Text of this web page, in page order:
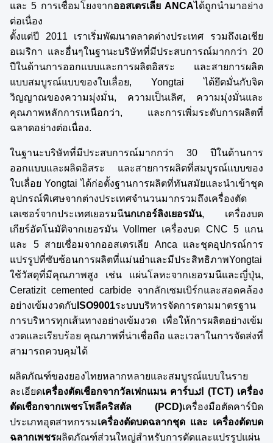
และ 5 การเชื่อมโยงจากออสเตรเลีย ANCAได้ถูกนํามาอย่าง
ต่อเนื่อง
ตั้งแต่ปี 2011 เราเริ่มพัฒนาตลาดต่างประเทศ รวมถึงเอเชีย
อเมริกา และอื่นๆในฐานะบริษัทที่มีประสบการณ์มากกว่า 20
ปีในด้านการออกแบบและการผลิตอิสระ และสายการผลิต
แบบสมบูรณ์แบบของใบเลื่อย, Yongtai ได้ยึดมั่นกับจิต
วิญญาณของความมุ่งมั่น, ความเป็นเลิศ, ความมุ่งมั่นและ
คุณภาพหลักการเหนือกว่า, และการเพิ่มระดับการผลิตที่
ฉลาดอย่างต่อเนื่อง.
ในฐานะบริษัทที่มีประสบการณ์มากกว่า 30 ปีในด้านการ
ออกแบบและผลิตอิสระ และสายการผลิตที่สมบูรณ์แบบของ
ใบเลื่อย Yongtai ได้ก่อตั้งฐานการผลิตที่ทันสมัยและนําเข้าชุด
อุปกรณ์พิเศษจากต่างประเทศจํานวนมากรวมถึงเครื่องตัด
เลเซอร์จากประเทศเยอรมนีนกเกอร์ลิงเยอรมัน, เครื่องบด
เกียร์อัตโนมัติจากเยอรมัน Vollmer เครื่องบด CNC 5 แกน
และ 5 สายเชื่อมจากออสเตรเลีย Anca และชุดอุปกรณ์การ
แปรรูปที่ซับซ้อนการผลิตที่แม่นยําและมีประสิทธิภาพYongtai
ใช้วัสดุที่มีคุณภาพสูง เช่น แผ่นโลหะจากเยอรมนีและญี่ปุ่น,
Ceratizit cemented carbide จากลักเซมเบิร์กและสอดคล้อง
อย่างเข้มงวดกับ ISO9001ระบบบริหารจัดการตามมาตรฐาน
การบริหารทุกเส้นทางอย่างเข้มงวด เพื่อให้การผลิตอย่างเข้ม
งวดและเรียบร้อย คุณภาพที่น่าเชื่อถือ และเวลาในการจัดส่งที่
สามารถควบคุมได้
ผลิตภัณฑ์ของยองไทยหลากหลายและสมบูรณ์แบบในราย
ละเอียดเครื่องตัดเชือกจากวัลเฟกแมน คาร์บائد (TCT) เครื่อง
ตัดเชือกจากเพชรโพลีคริสตัล (PCD)เครื่องมือตัดคาร์บิด
ประเภทอุตสาหกรรมเครื่องตัดบดฉลากชุด และ เครื่องตัดบด
ฉลากเพชรผลิตภัณฑ์ส่วนใหญ่สําหรับการตัดและแปรรูปแผ่น